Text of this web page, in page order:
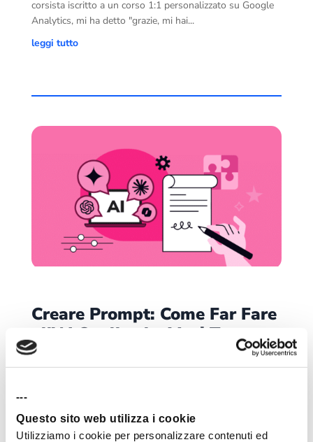
---
Questo sito web utilizza i cookie
Utilizziamo i cookie per personalizzare contenuti ed
corsista iscritto a un corso 1:1 personalizzato su Google
Analytics, mi ha detto "grazie, mi hai...
leggi tutto
Creare Prompt: Come Far Fare
all’AI Quello che Vuoi Tu
leggi tutto